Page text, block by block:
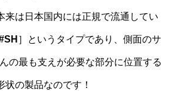
来は日本国内には正規で流通してい
］というタイプであり、側面のサ
の最も支えが必要な部分に位置する
状の製品なのです！